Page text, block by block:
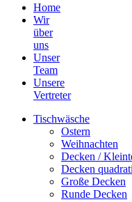
Home
Wir
über
uns
Unser
Team
Unsere
Vertreter
Tischwäsche
Ostern
Weihnachten
Decken /
Decken
Große Decken
Runde Decken